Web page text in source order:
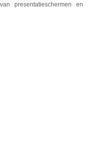
presentatieschermen en